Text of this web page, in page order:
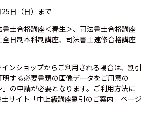
日（日）まで
士合格講座＜春生＞、司法書士合格講座
全日制本科制講座、司法書士速修合格講座
ンショップからご利用される場合は、割引
する必要書類の画像データをご用意の
の申請が必要となります。ご利用方法に
サイト「中上級講座割引のご案内」ページ